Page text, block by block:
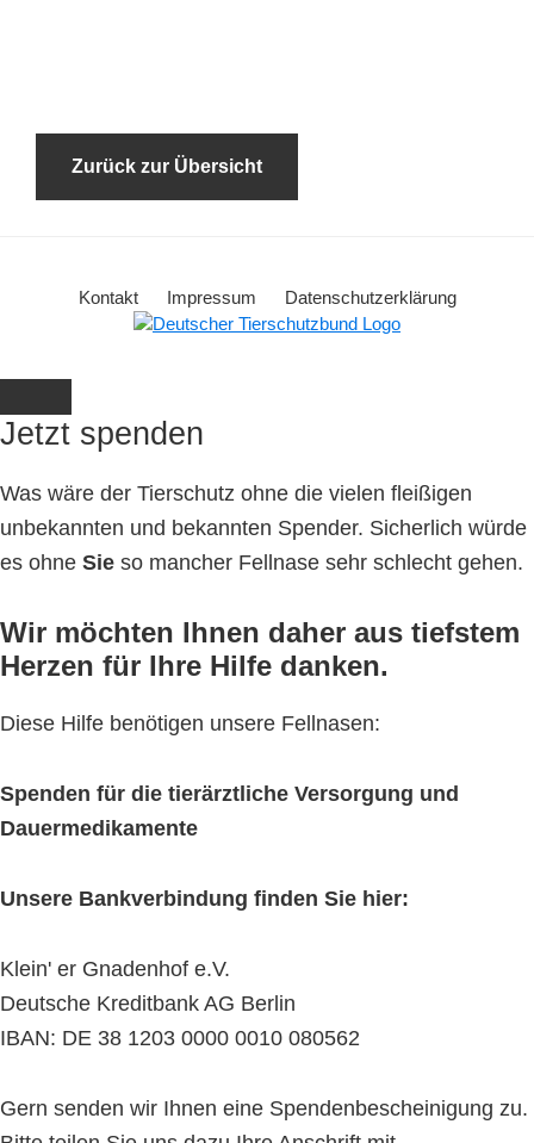
Zurück zur Übersicht
Kontakt Impressum Datenschutzerklärung
Jetzt spenden
Was wäre der Tierschutz ohne die vielen fleißigen
unbekannten und bekannten Spender. Sicherlich würde
es ohne Sie so mancher Fellnase sehr schlecht gehen.
Wir möchten Ihnen daher aus tiefstem
Herzen für Ihre Hilfe danken.
Diese Hilfe benötigen unsere Fellnasen:
Spenden für die tierärztliche Versorgung und
Dauermedikamente
Unsere Bankverbindung finden Sie hier:
Klein' er Gnadenhof e.V.
Deutsche Kreditbank AG Berlin
IBAN: DE 38 1203 0000 0010 080562
Gern senden wir Ihnen eine Spendenbescheinigung zu.